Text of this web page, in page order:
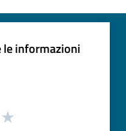
le informazioni